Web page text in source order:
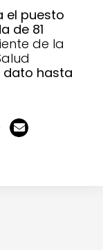
el puesto
de 81
de la
dato hasta